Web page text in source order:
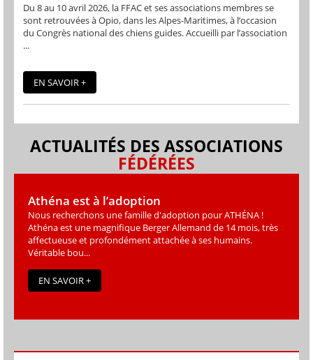
Du 8 au 10 avril 2026, la FFAC et ses associations membres se
sont retrouvées à Opio, dans les Alpes-Maritimes, à l’occasion
du Congrès national des chiens guides. Accueilli par l’association
...
EN SAVOIR +
ACTUALITÉS DES ASSOCIATIONS
FÉDÉRÉES
Athéna est à l’adoption
Nous recherchons une famille d'adoption pour ATHÉNA !
Athéna est une magniﬁque Berger Allemand de 14 mois, très
affectueuse et profondément attachée à ses humains.
Véritable bou...
EN SAVOIR +